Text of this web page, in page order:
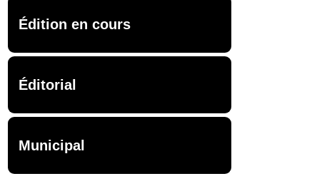
Édition en cours
Éditorial
Municipal